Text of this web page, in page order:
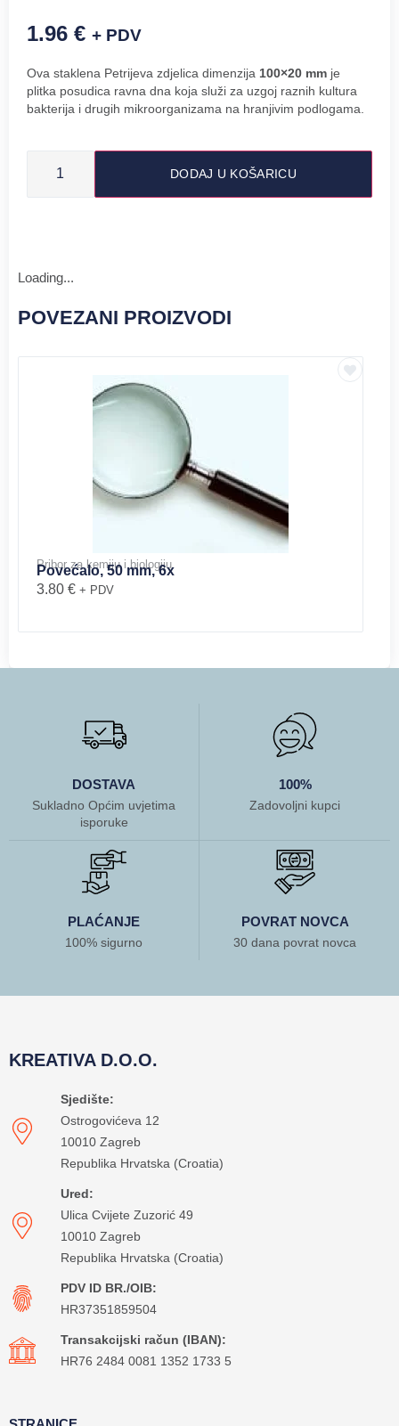
1.96 € + PDV
Ova staklena Petrijeva zdjelica dimenzija 100×20 mm je
plitka posudica ravna dna koja služi za uzgoj raznih kultura
bakterija i drugih mikroorganizama na hranjivim podlogama.
DODAJ U KOŠARICU
Loading...
POVEZANI PROIZVODI
Pribor za kemiju i biologiju
Povećalo, 50 mm, 6x
3.80 € + PDV
DOSTAVA
Sukladno Općim uvjetima
isporuke
100%
Zadovoljni kupci
PLAĆANJE
100% sigurno
POVRAT NOVCA
30 dana povrat novca
KREATIVA D.O.O.
Sjedište:
Ostrogovićeva 12
10010 Zagreb
Republika Hrvatska (Croatia)
Ured:
Ulica Cvijete Zuzorić 49
10010 Zagreb
Republika Hrvatska (Croatia)
PDV ID BR./OIB:
HR37351859504
Transakcijski račun (IBAN):
HR76 2484 0081 1352 1733 5